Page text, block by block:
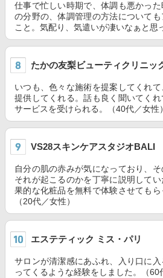
仕事で忙しい時期で、体調も悪かっ
の分野の、体調管理の方法について
こと。気配り、気遣いが凄いなぁと思
たかの友梨ビューティクリニッ
いつも、色々な施術を提案してくれ
提供してくれる。話も良く聞いてく
サービスを受けられる。（40代／女性）
VS28スキンケアスタジオBALI
自分の肌の赤みが気になっており、
それが起こるのかを丁寧に説明して
果的な化粧品を無料で体験させてもら
（20代／女性）
エステティック ミス・パリ
サロンが清潔感にあふれ、入り口に
ってくるような経験をしました。（60